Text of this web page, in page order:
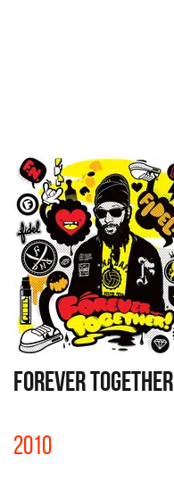
FOREVER TOGETHER
2010